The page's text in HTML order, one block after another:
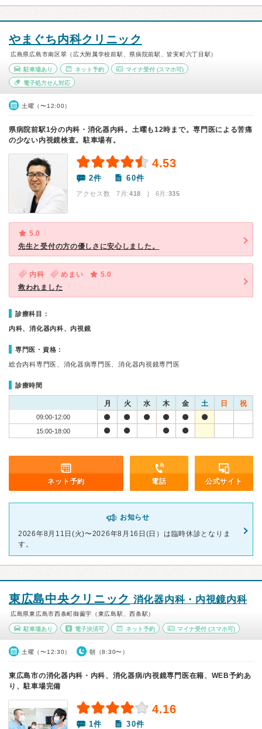
やまぐち内科クリニック
広島県広島市南区翠（広大附属学校前駅、県病院前駅、皆実町六丁目駅）
駐車場あり ネット予約 マイナ受付 (スマホ可)
電子処方せん対応
土曜（〜12:00）
県病院前駅1分の内科・消化器内科。土曜も12時まで。専門医による苦痛
の少ない内視鏡検査。駐車場有。
4.53
2件 60件
アクセス数 7月:418 | 6月:335
5.0
先生と受付の方の優しさに安心しました。
内科 めまい
5.0
救われました
診療科目：
内科、消化器内科、内視鏡
専門医・資格：
総合内科専門医、消化器病専門医、消化器内視鏡専門医
診療時間
月 火 水 木 金 土 日 祝
09:00-12:00
15:00-18:00
ネット予約 電話 公式サイト
お知らせ
2026年8月11日(火)〜2026年8月16日(日）は臨時休診となりま
す。
東広島中央クリニック 消化器内科・内視鏡内科
広島県東広島市西条町御薗宇（東広島駅、西条駅）
駐車場あり 電子決済可 ネット予約 マイナ受付 (スマホ可)
土曜（〜12:30） 朝（8:30〜）
東広島市の消化器内科・内科、消化器病/内視鏡専門医在籍、WEB予約あ
り、駐車場完備
4.16
1件 30件